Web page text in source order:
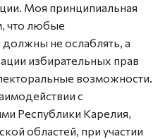
Моя принципиальная
что любые
не ослаблять, а
избирательных прав
возможности.
с
Республики Карелия,
областей, при участии